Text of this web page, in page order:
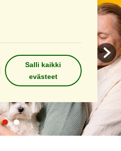
Salli kaikki
evästeet